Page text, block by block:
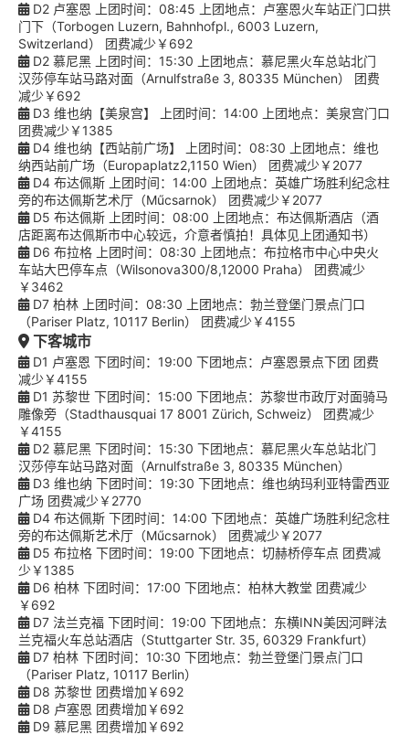
D2 卢塞恩 上团时间：08:45 上团地点：卢塞恩火车站正门口拱
门下（Torbogen Luzern, Bahnhofpl., 6003 Luzern,
Switzerland） 团费减少￥692
D2 慕尼黑 上团时间：15:30 上团地点：慕尼黑火车总站北门
汉莎停车站马路对面（Arnulfstraße 3, 80335 München） 团费
减少￥692
D3 维也纳【美泉宫】 上团时间：14:00 上团地点：美泉宫门口
团费减少￥1385
D4 维也纳【西站前广场】 上团时间：08:30 上团地点：维也
纳西站前广场（Europaplatz2,1150 Wien） 团费减少￥2077
D4 布达佩斯 上团时间：14:00 上团地点：英雄广场胜利纪念柱
旁的布达佩斯艺术厅（Műcsarnok） 团费减少￥2077
D5 布达佩斯 上团时间：08:00 上团地点：布达佩斯酒店（酒
店距离布达佩斯市中心较远，介意者慎拍！具体见上团通知书）
D6 布拉格 上团时间：08:30 上团地点：布拉格市中心中央火
车站大巴停车点（Wilsonova300/8,12000 Praha） 团费减少
￥3462
D7 柏林 上团时间：08:30 上团地点：勃兰登堡门景点门口
（Pariser Platz, 10117 Berlin） 团费减少￥4155
下客城市
D1 卢塞恩 下团时间：19:00 下团地点：卢塞恩景点下团 团费
减少￥4155
D1 苏黎世 下团时间：15:00 下团地点：苏黎世市政厅对面骑马
雕像旁（Stadthausquai 17 8001 Zürich, Schweiz） 团费减少
￥4155
D2 慕尼黑 下团时间：15:30 下团地点：慕尼黑火车总站北门
汉莎停车站马路对面（Arnulfstraße 3, 80335 München）
D3 维也纳 下团时间：19:30 下团地点：维也纳玛利亚特雷西亚
广场 团费减少￥2770
D4 布达佩斯 下团时间：14:00 下团地点：英雄广场胜利纪念柱
旁的布达佩斯艺术厅（Műcsarnok） 团费减少￥2077
D5 布拉格 下团时间：19:00 下团地点：切赫桥停车点 团费减
少￥1385
D6 柏林 下团时间：17:00 下团地点：柏林大教堂 团费减少
￥692
D7 法兰克福 下团时间：19:00 下团地点：东横INN美因河畔法
兰克福火车总站酒店（Stuttgarter Str. 35, 60329 Frankfurt）
D7 柏林 下团时间：10:30 下团地点：勃兰登堡门景点门口
（Pariser Platz, 10117 Berlin）
D8 苏黎世 团费增加￥692
D8 卢塞恩 团费增加￥692
D9 慕尼黑 团费增加￥692